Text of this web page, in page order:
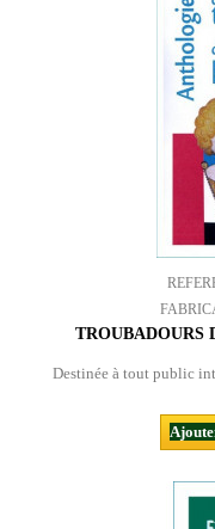
TROUBADOURS
Destinée à tout public